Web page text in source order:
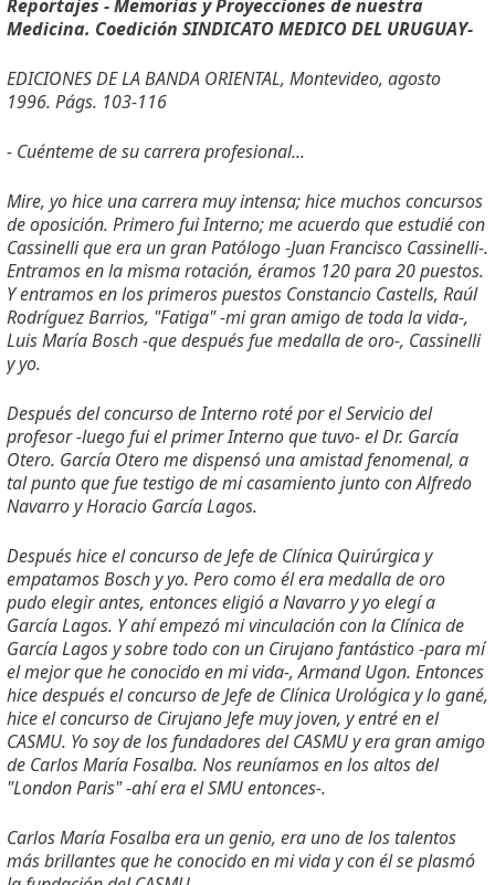
Reportajes - Memorias y Proyecciones de nuestra
Medicina. Coedición SINDICATO MEDICO DEL URUGUAY-
EDICIONES DE LA BANDA ORIENTAL, Montevideo, agosto
1996. Págs. 103-116
- Cuénteme de su carrera profesional...
Mire, yo hice una carrera muy intensa; hice muchos concursos
de oposición. Primero fui Interno; me acuerdo que estudié con
Cassinelli que era un gran Patólogo -Juan Francisco Cassinelli-.
Entramos en la misma rotación, éramos 120 para 20 puestos.
Y entramos en los primeros puestos Constancio Castells, Raúl
Rodríguez Barrios, "Fatiga" -mi gran amigo de toda la vida-,
Luis María Bosch -que después fue medalla de oro-, Cassinelli
y yo.
Después del concurso de Interno roté por el Servicio del
profesor -luego fui el primer Interno que tuvo- el Dr. García
Otero. García Otero me dispensó una amistad fenomenal, a
tal punto que fue testigo de mi casamiento junto con Alfredo
Navarro y Horacio García Lagos.
Después hice el concurso de Jefe de Clínica Quirúrgica y
empatamos Bosch y yo. Pero como él era medalla de oro
pudo elegir antes, entonces eligió a Navarro y yo elegí a
García Lagos. Y ahí empezó mi vinculación con la Clínica de
García Lagos y sobre todo con un Cirujano fantástico -para mí
el mejor que he conocido en mi vida-, Armand Ugon. Entonces
hice después el concurso de Jefe de Clínica Urológica y lo gané,
hice el concurso de Cirujano Jefe muy joven, y entré en el
CASMU. Yo soy de los fundadores del CASMU y era gran amigo
de Carlos María Fosalba. Nos reuníamos en los altos del
"London Paris" -ahí era el SMU entonces-.
Carlos María Fosalba era un genio, era uno de los talentos
más brillantes que he conocido en mi vida y con él se plasmó